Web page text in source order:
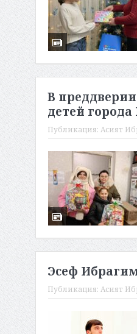
В
детей
Публикация:Асият
Эсеф
Публикация:Асият